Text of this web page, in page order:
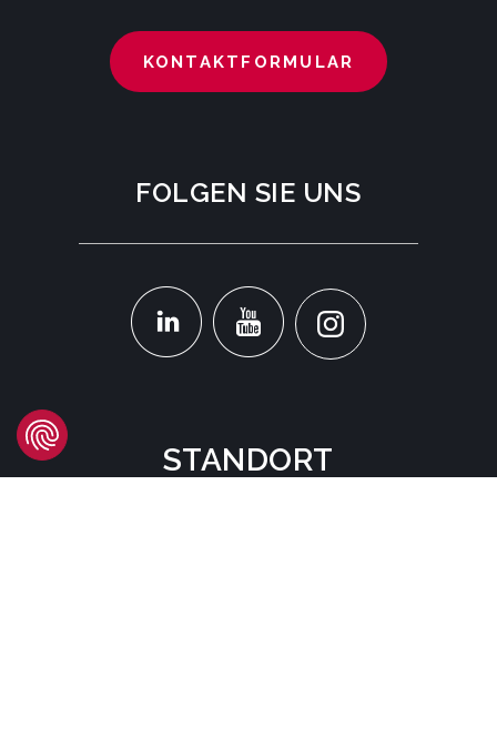
STANDORT
KONTAKTFORMULAR
FOLGEN SIE UNS